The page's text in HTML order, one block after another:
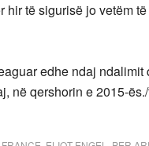
hir të sigurisë jo vetëm
edhe ndaj
në qershorin e 2015-